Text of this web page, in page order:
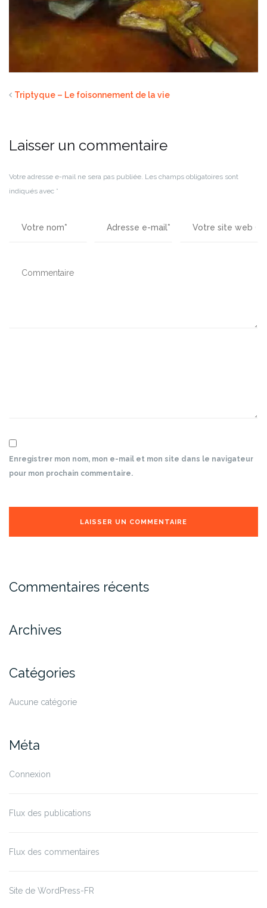
Triptyque – Le foisonnement de la vie
Laisser un commentaire
Votre adresse e-mail ne sera pas publiée. Les champs obligatoires sont
indiqués avec *
Enregistrer mon nom, mon e-mail et mon site dans le navigateur
pour mon prochain commentaire.
Commentaires récents
Archives
Catégories
Aucune catégorie
Méta
Connexion
Flux des publications
Flux des commentaires
Site de WordPress-FR